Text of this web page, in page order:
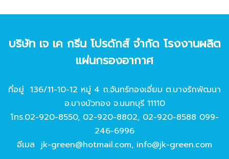
บริษัท เจ เค กรีน โปรดักส์ จํากัด โรงงานผลิต
แผ่นกรองอากาศ
ที่อยู่ 136/11-10-12 หมู่ 4 ถ.จันทร์ทองเอี่ยม ต.บางรักพัฒนา
อ.บางบัวทอง จ.นนทบุรี 11110
โทร.02-920-8550, 02-920-8802, 02-920-8588 099-
246-6996
อีเมล jk-green@hotmail.com, info@jk-green.com